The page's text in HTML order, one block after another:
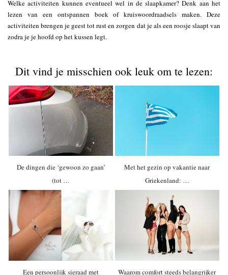
Welke activiteiten kunnen eventueel wel in de slaapkamer? Denk aan het
lezen van een ontspannen boek of kruiswoordraadsels maken. Deze
activiteiten brengen je geest tot rust en zorgen dat je als een roosje slaapt van
zodra je je hoofd op het kussen legt.
Dit vind je misschien ook leuk om te lezen:
De dingen die ‘gewoon zo gaan’
(tot …
Met het gezin op vakantie naar
Griekenland: …
Een persoonlijk sieraad met
Waarom comfort steeds belangrijker